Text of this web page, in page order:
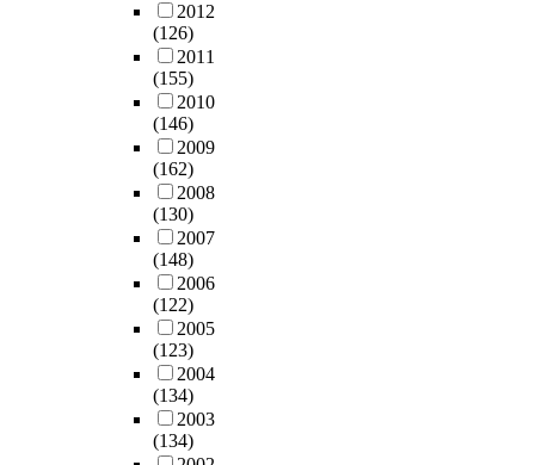
2012
(126)
2011
(155)
2010
(146)
2009
(162)
2008
(130)
2007
(148)
2006
(122)
2005
(123)
2004
(134)
2003
(134)